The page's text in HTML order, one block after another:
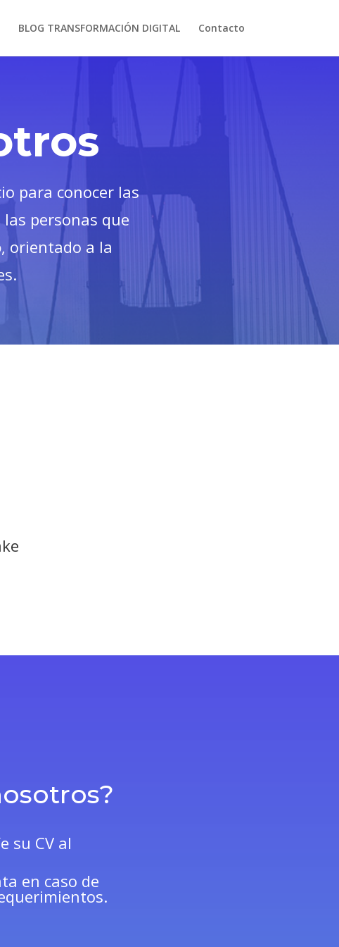
BLOG TRANSFORMACIÓN DIGITAL Contacto
para conocer las
personas que
, orientado a la
su CV al
en caso de